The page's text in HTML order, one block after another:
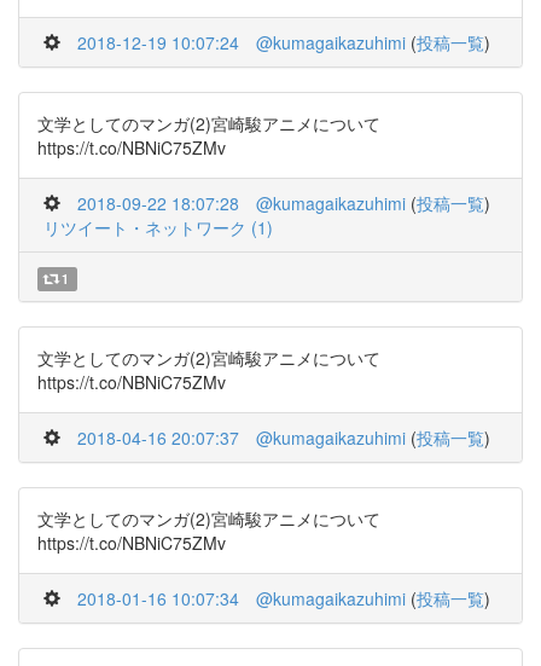
2018-12-19 10:07:24 @kumagaikazuhimi (投稿一覧)
文学としてのマンガ(2)宮崎駿アニメについて
https://t.co/NBNiC75ZMv
2018-09-22 18:07:28 @kumagaikazuhimi (投稿一覧)
リツイート・ネットワーク (1)
1
文学としてのマンガ(2)宮崎駿アニメについて
https://t.co/NBNiC75ZMv
2018-04-16 20:07:37 @kumagaikazuhimi (投稿一覧)
文学としてのマンガ(2)宮崎駿アニメについて
https://t.co/NBNiC75ZMv
2018-01-16 10:07:34 @kumagaikazuhimi (投稿一覧)